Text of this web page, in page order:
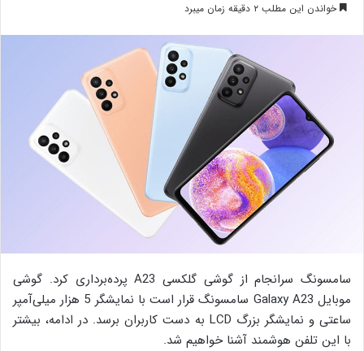
خواندن این مطلب ۲ دقیقه زمان میبرد
سامسونگ سرانجام از گوشی گلکسی A23 پرده‌برداری کرد. گوشی
موبایل Galaxy A23 سامسونگ قرار است با نمایشگر 5 هزار میلی‌آمپر
ساعتی و نمایشگر بزرگ LCD به دست کاربران برسد. در ادامه، بیشتر
با این تلفن هوشمند آشنا خواهیم شد.